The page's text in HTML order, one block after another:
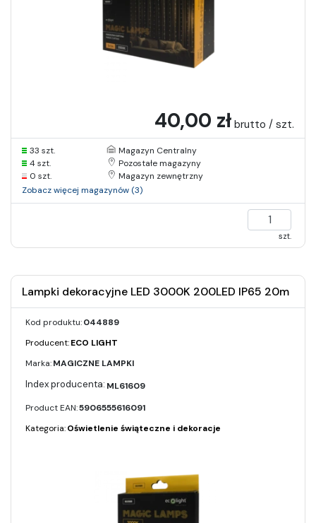
40,00 zł brutto / szt.
33 szt.
Magazyn Centralny
4 szt.
Pozostałe magazyny
0 szt.
Magazyn zewnętrzny
Zobacz więcej magazynów (3)
szt.
Lampki dekoracyjne LED 3000K 200LED IP65 20m
Kod produktu:044889
Producent:ECO LIGHT
Marka:MAGICZNE LAMPKI
ML61609
Product EAN:5906555616091
Kategoria:Oświetlenie świąteczne i dekoracje